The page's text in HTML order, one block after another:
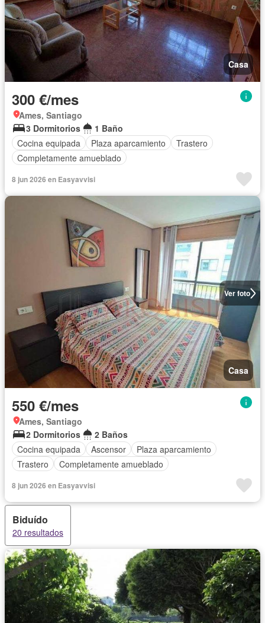
Casa
300 €/mes
Ames, Santiago
3 Dormitorios
1 Baño
Cocina equipada
Plaza aparcamiento
Trastero
Completamente amueblado
8 jun 2026 en Easyavvisi
Ver foto
Casa
550 €/mes
Ames, Santiago
2 Dormitorios
2 Baños
Cocina equipada
Ascensor
Plaza aparcamiento
Trastero
Completamente amueblado
8 jun 2026 en Easyavvisi
Biduído
20 resultados